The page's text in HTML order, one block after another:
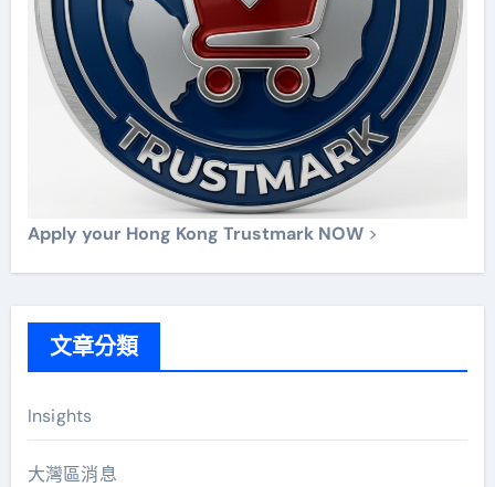
Apply your Hong Kong Trustmark NOW>
文章分類
Insights
大灣區消息